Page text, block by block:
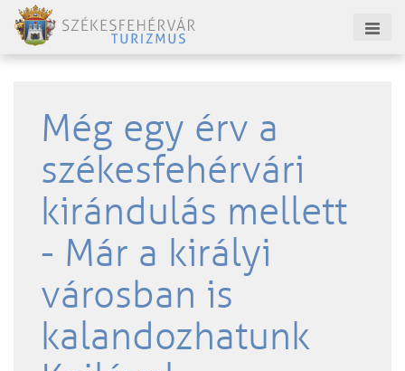
Még egy érv a
székesfehérvári
kirándulás mellett
- Már a királyi
városban is
kalandozhatunk